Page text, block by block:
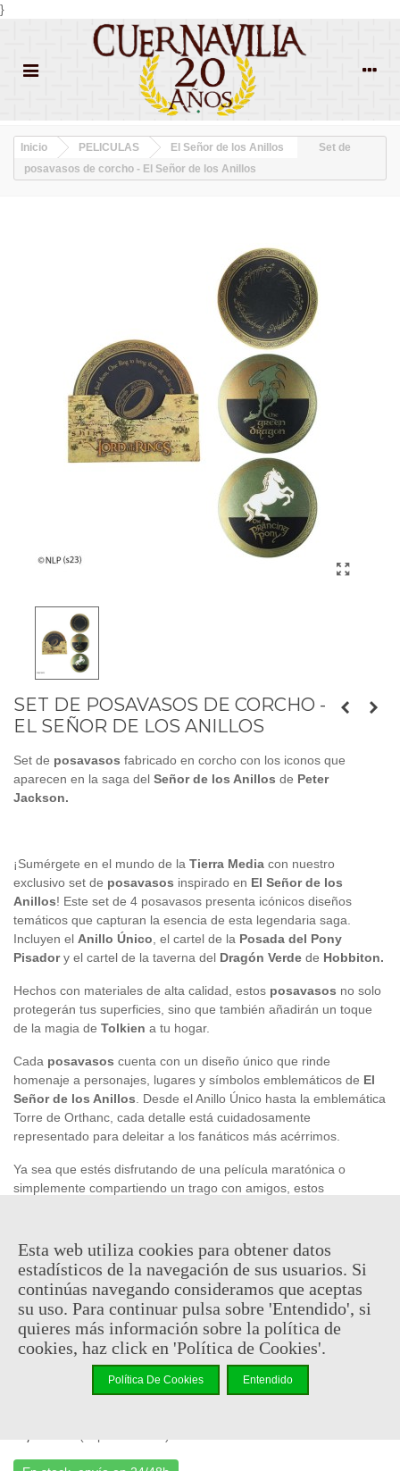
}
Inicio PELICULAS El Señor de los Anillos
Set de
posavasos de corcho - El Señor de los Anillos
SET DE POSAVASOS DE CORCHO -
EL SEÑOR DE LOS ANILLOS
Set de posavasos fabricado en corcho con los iconos que
aparecen en la saga del Señor de los Anillos de Peter
Jackson.
¡Sumérgete en el mundo de la Tierra Media con nuestro
exclusivo set de posavasos inspirado en El Señor de los
Anillos! Este set de 4 posavasos presenta icónicos diseños
temáticos que capturan la esencia de esta legendaria saga.
Incluyen el Anillo Único , el cartel de la Posada del Pony
Pisadory el cartel de la taverna del Dragón Verde de Hobbiton.
Hechos con materiales de alta calidad, estos posavasos no solo
protegerán tus superficies, sino que también añadirán un toque
de la magia de Tolkien a tu hogar.
Cada posavasos cuenta con un diseño único que rinde
homenaje a personajes, lugares y símbolos emblemáticos de El
Señor de los Anillos . Desde el Anillo Único hasta la emblemática
Torre de Orthanc, cada detalle está cuidadosamente
representado para deleitar a los fanáticos más acérrimos.
Ya sea que estés disfrutando de una película maratónica o
simplemente compartiendo un trago con amigos, estos
una y otra vez sin perder su encanto.
Hazte con este set de posavasos hoy mismo y lleva un pedacito
de laTierra Mediaa tu hogar. ¡Explora nuestra colección de
merchandising de El Señor de los Anillos y encuentra el regalo
perfecto para ti o para ese fanático de la saga en tu vida!
oficialylicenciado
Esta web utiliza cookies para obtener datos
estadísticos de la navegación de sus usuarios. Si
continúas navegando consideramos que aceptas
su uso. Para continuar pulsa sobre 'Entendido', si
quieres más información sobre la política de
cookies, haz click en 'Política de Cookies'.
Política De Cookies Entendido